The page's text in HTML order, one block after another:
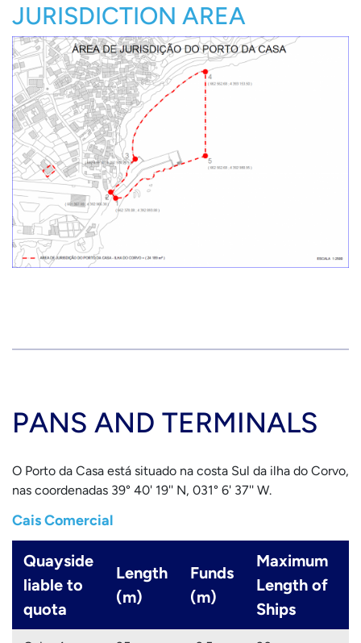
JURISDICTION AREA
PANS AND TERMINALS
O Porto da Casa está situado na costa Sul da ilha do Corvo,
nas coordenadas 39° 40' 19'' N, 031° 6' 37'' W.
Cais Comercial
Quayside
liable to
quota
Length
(m)
Funds
(m)
Maximum
Length of
Ships